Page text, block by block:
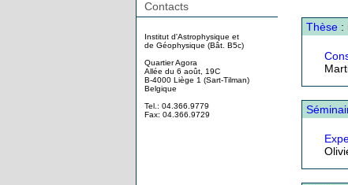
Contacts
Institut d'Astrophysique et
de Géophysique (Bât. B5c)
Quartier Agora
Allée du 6 août, 19C
B-4000 Liège 1 (Sart-Tilman)
Belgique
Tel.: 04.366.9779
Fax: 04.366.9729
Thèse :